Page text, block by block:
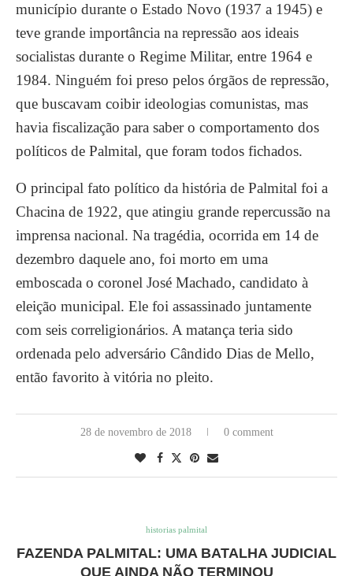
município durante o Estado Novo (1937 a 1945) e
teve grande importância na repressão aos ideais
socialistas durante o Regime Militar, entre 1964 e
1984. Ninguém foi preso pelos órgãos de repressão,
que buscavam coibir ideologias comunistas, mas
havia fiscalização para saber o comportamento dos
políticos de Palmital, que foram todos fichados.
O principal fato político da história de Palmital foi a
Chacina de 1922, que atingiu grande repercussão na
imprensa nacional. Na tragédia, ocorrida em 14 de
dezembro daquele ano, foi morto em uma
emboscada o coronel José Machado, candidato à
eleição municipal. Ele foi assassinado juntamente
com seis correligionários. A matança teria sido
ordenada pelo adversário Cândido Dias de Mello,
então favorito à vitória no pleito.
28 de novembro de 2018 0 comment
historias palmital
FAZENDA PALMITAL: UMA BATALHA JUDICIAL
QUE AINDA NÃO TERMINOU